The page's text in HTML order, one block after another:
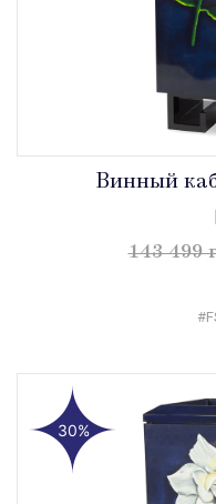
Винный
143 499
30%